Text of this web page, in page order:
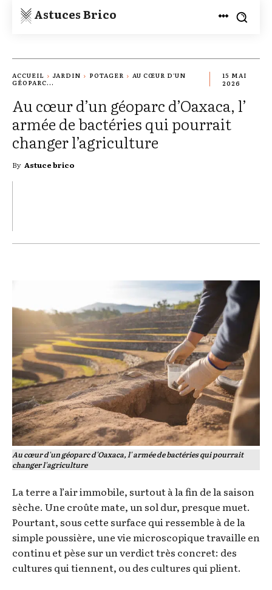
Astuces Brico
ACCUEIL JARDIN POTAGER
AU CŒUR D'UN
GÉOPARC...
15 MAI
2026
Au cœur d’un géoparc d’Oaxaca, l’
armée de bactéries qui pourrait
changer l’agriculture
By Astuce brico
Au cœur d'un géoparc d'Oaxaca, l' armée de bactéries qui pourrait
changer l'agriculture
La terre a l’air immobile, surtout à la fin de la saison
sèche. Une croûte mate, un sol dur, presque muet.
Pourtant, sous cette surface qui ressemble à de la
simple poussière, une vie microscopique travaille en
continu et pèse sur un verdict très concret: des
cultures qui tiennent, ou des cultures qui plient.